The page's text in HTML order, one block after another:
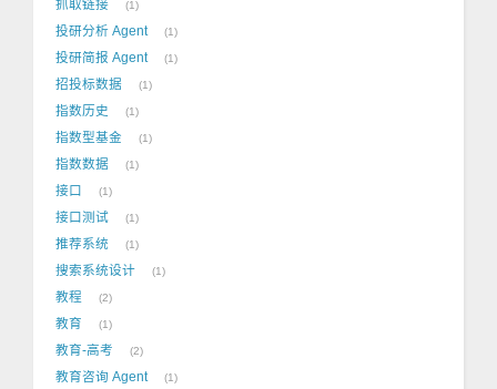
抓取链接 1
投研分析 Agent 1
投研简报 Agent 1
招投标数据 1
指数历史 1
指数型基金 1
指数数据 1
接口 1
接口测试 1
推荐系统 1
搜索系统设计 1
教程 2
教育 1
教育-高考 2
教育咨询 Agent 1